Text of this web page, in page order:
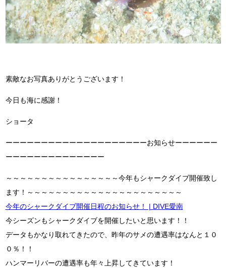
素敵なお写真ありがとうございます！
今日も海に感謝！
ショータ
ーーーーーーーーーーーーーーーーーーーーお知らせーーーーーー
ーーーーーーーーーーーーーー
～～～～～～～～～～～～～～～～今年もシャークダイブ開催致し
ます！～～～～～～～～～～～～～～～～～～～～～～
今年のシャークダイブ開催日程のお知らせ！ | DIVE愛南
今シーズンもシャークダイブを開催したいと思います！！
データもかなり取れてきたので、昨年のサメの遭遇率はなんと１０
０％！！
ハンマーリバーの遭遇率も年々上昇してきています！